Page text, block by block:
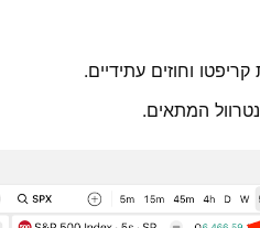
וחוזים עתידיים.
המתאים.